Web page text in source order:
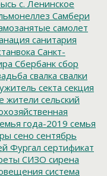
с. Ленинское
Самбери
самолет
санитария
Санкт-
Сбербанк сбор
свалка свалки
секта секция
жители сельский
года-2019 семья
сено сентябрь
Фургал сертификат
СИЗО сирена
система